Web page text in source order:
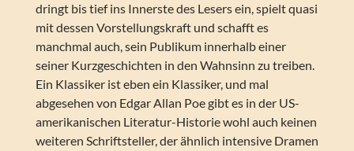
dringt bis tief ins Innerste des Lesers ein, spielt quasi
mit dessen Vorstellungskraft und schafft es
manchmal auch, sein Publikum innerhalb einer
seiner Kurzgeschichten in den Wahnsinn zu treiben.
Ein Klassiker ist eben ein Klassiker, und mal
abgesehen von Edgar Allan Poe gibt es in der US-
amerikanischen Literatur-Historie wohl auch keinen
weiteren Schriftsteller, der ähnlich intensive Dramen